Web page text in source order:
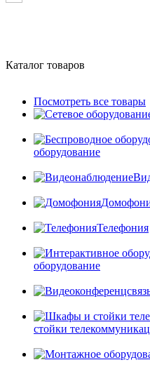
Каталог товаров
Посмотреть все товары
оборудование
Телефония
оборудование
стойки